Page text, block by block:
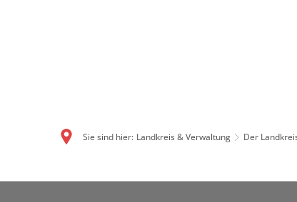
Sie sind hier: Landkreis & Verwaltung Der